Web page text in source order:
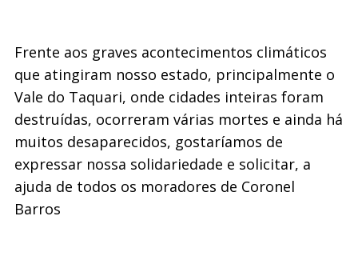
Frente aos graves acontecimentos climáticos
que atingiram nosso estado, principalmente o
Vale do Taquari, onde cidades inteiras foram
destruídas, ocorreram várias mortes e ainda há
muitos desaparecidos, gostaríamos de
expressar nossa solidariedade e solicitar, a
ajuda de todos os moradores de Coronel
Barros